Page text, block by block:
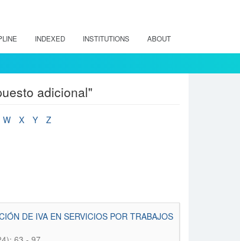
INDEXED INSTITUTIONS ABOUT
adicional"
W X Y
Z
DE IVA EN SERVICIOS POR TRABAJOS